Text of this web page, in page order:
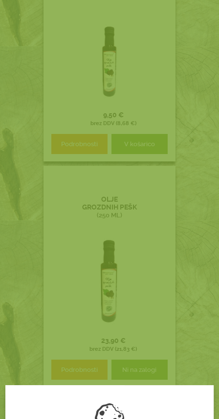
9,50 €
brez DDV (8,68 €)
Podrobnosti V košarico
OLJE
GROZDNIH PEŠK
(250 ML)
23,90 €
brez DDV (21,83 €)
Podrobnosti Ni na zalogi